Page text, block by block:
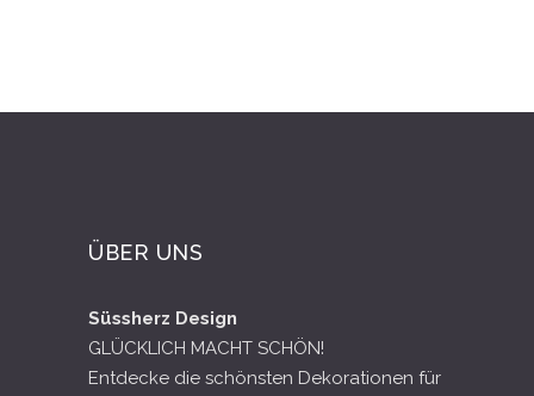
ÜBER UNS
Süssherz Design
GLÜCKLICH MACHT SCHÖN!
Entdecke die schönsten Dekorationen für